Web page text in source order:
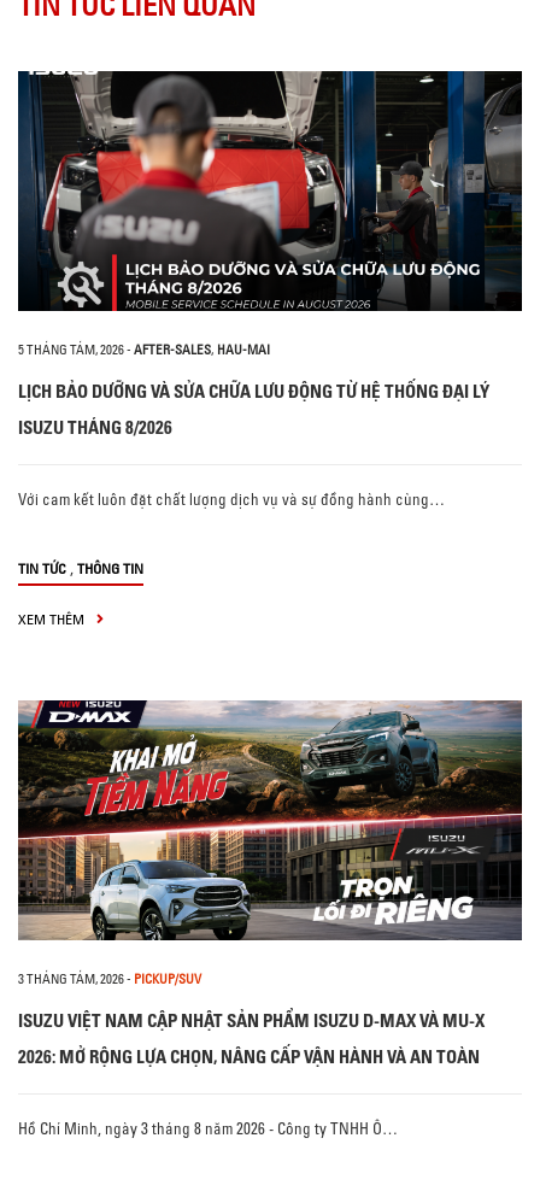
5 THÁNG TÁM, 2026- AFTER-SALES, HAU-MAI
LỊCH BẢO DƯỠNG VÀ SỬA CHỮA LƯU ĐỘNG TỪ HỆ THỐNG ĐẠI LÝ
ISUZU THÁNG 8/2026
Với cam kết luôn đặt chất lượng dịch vụ và sự đồng hành cùng…
TIN TỨC , THÔNG TIN
XEM THÊM
3 THÁNG TÁM, 2026- PICKUP/SUV
ISUZU VIỆT NAM CẬP NHẬT SẢN PHẨM ISUZU D-MAX VÀ MU-X
2026: MỞ RỘNG LỰA CHỌN, NÂNG CẤP VẬN HÀNH VÀ AN TOÀN
Hồ Chí Minh, ngày 3 tháng 8 năm 2026 - Công ty TNHH Ô…